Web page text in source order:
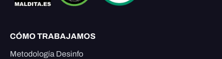
CÓMO TRABAJAMOS
Metodología Desinfo